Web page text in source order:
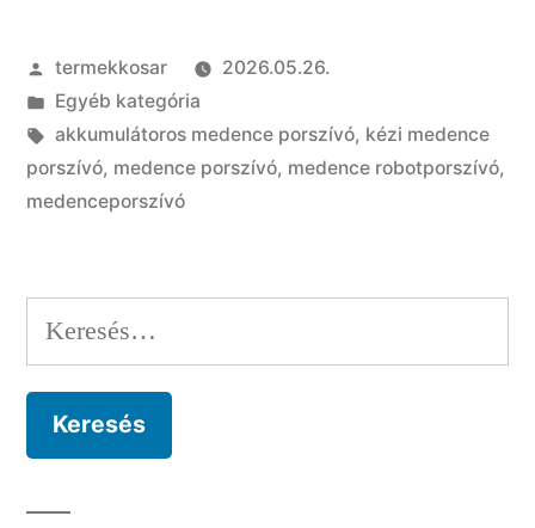
válassz?
Teljes
útmutató
kezdőknek”
Szerző:
termekkosar
2026.05.26.
Kategória:
Egyéb kategória
Címke:
akkumulátoros medence porszívó, kézi medence
porszívó, medence porszívó, medence robotporszívó,
medenceporszívó
Keresés: